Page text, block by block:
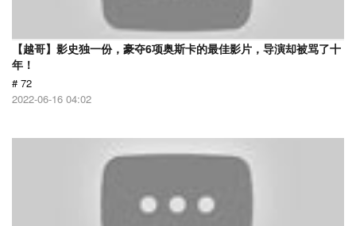
【越哥】影史独一份，豪夺6项奥斯卡的最佳影片，导演却被骂了十
年！
# 72
2022-06-16 04:02